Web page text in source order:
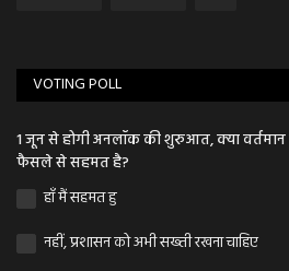
VOTING POLL
1 जून से होगी अनलॉक की शुरुआत, क्या
फैसले से सहमत है?
हाँ मैं सहमत हु
नहीं, प्रशासन को अभी सख्ती रखना चाहिए